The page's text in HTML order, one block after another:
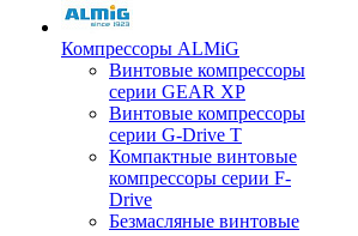
Компрессоры ALMiG
Винтовые компрессоры
серии GEAR XP
Винтовые компрессоры
серии G-Drive T
Компактные винтовые
компрессоры серии F-
Drive
Безмасляные винтовые